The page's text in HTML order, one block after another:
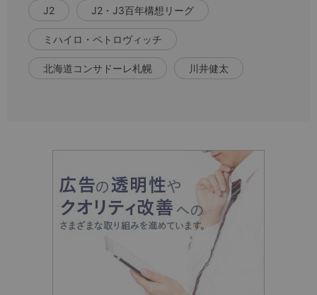
J2 J2・J3百年構想リーグ
ミハイロ・ペトロヴィッチ
北海道コンサドーレ札幌 川井健太